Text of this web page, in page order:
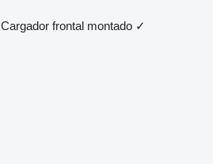
Cargador frontal montado ✓